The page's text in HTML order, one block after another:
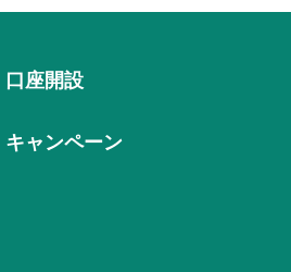
口座開設
キャンペーン